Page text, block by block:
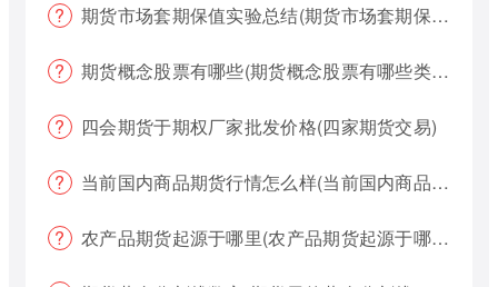
期货市场套期保值实验总结(期货市场套期保值实验总结报告)
期货概念股票有哪些(期货概念股票有哪些类型)
四会期货于期权厂家批发价格(四家期货交易)
当前国内商品期货行情怎么样(当前国内商品期货行情怎么样了)
农产品期货起源于哪里(农产品期货起源于哪里的)